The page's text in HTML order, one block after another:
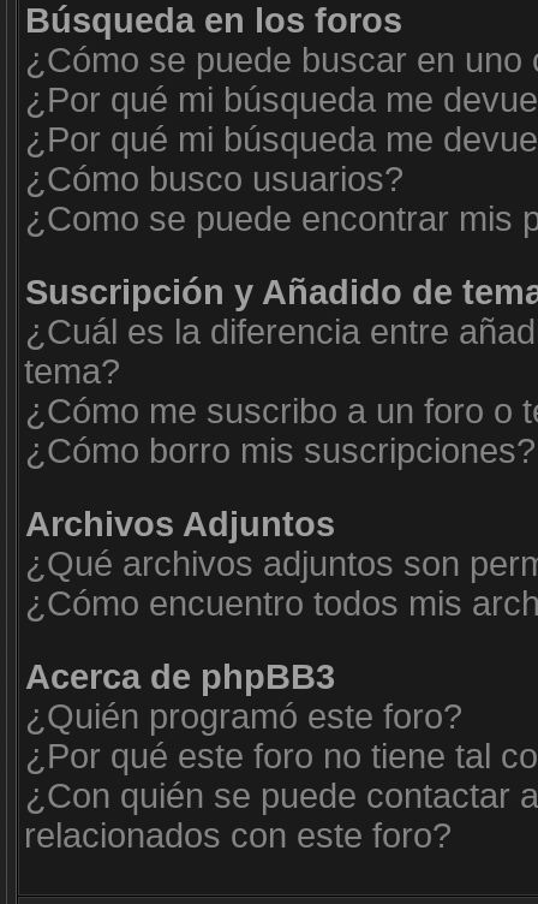
Búsqueda en los foros
¿Cómo se puede buscar en uno
¿Por qué mi búsqueda me
¿Por qué mi búsqueda me
¿Cómo busco usuarios?
¿Como se puede encontrar mis
Suscripción y Añadido de
¿Cuál es la diferencia entre
tema?
¿Cómo me suscribo a un foro o
¿Cómo borro mis suscripciones?
Archivos Adjuntos
¿Qué archivos adjuntos son
¿Cómo encuentro todos mis
Acerca de phpBB3
¿Quién programó este foro?
¿Por qué este foro no tiene tal
¿Con quién se puede contactar
relacionados con este foro?